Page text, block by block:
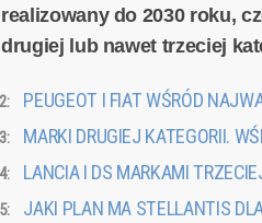
realizowany do 2030 roku,
drugiej lub nawet trzeciej
PEUGEOT I FIAT WŚRÓD
MARKI DRUGIEJ KATEGORII.
LANCIA I DS MARKAMI
JAKI PLAN MA STELLANTIS